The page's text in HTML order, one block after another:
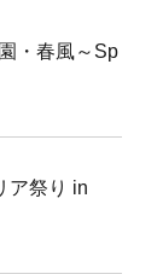
・春風～Sp
ア祭り in